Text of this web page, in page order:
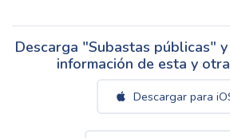
Descarga "Subastas públicas"
información de esta y
Descargar para